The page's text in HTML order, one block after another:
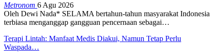
Metronom 6 Agu 2026
Oleh Dewi Nada* SELAMA bertahun-tahun masyarakat Indonesia
terbiasa menganggap gangguan pencernaan sebagai…
Terapi Lintah: Manfaat Medis Diakui, Namun Tetap Perlu
Waspada…